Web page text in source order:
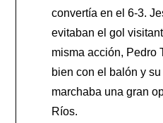
convertía en el 6-3.
evitaban el gol
misma acción, Pedro
bien con el balón y
marchaba una gran
Ríos.